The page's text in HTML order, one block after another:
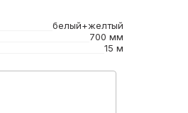
белый+желтый
700 мм
15 м